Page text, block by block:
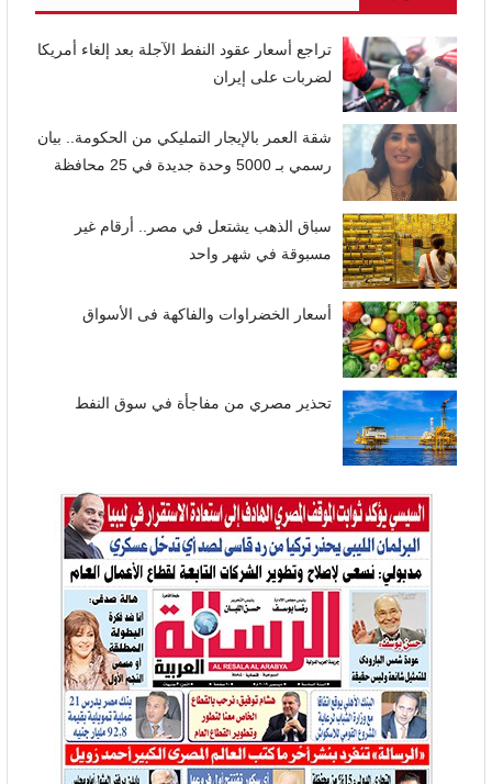
تراجع أسعار عقود النفط الآجلة بعد إلغاء أمريكا
لضربات على إيران
شقة العمر بالإيجار التمليكي من الحكومة.. بيان
رسمي بـ 5000 وحدة جديدة في 25 محافظة
سباق الذهب يشتعل في مصر.. أرقام غير
مسبوقة في شهر واحد
أسعار الخضراوات والفاكهة فى الأسواق
تحذير مصري من مفاجأة في سوق النفط